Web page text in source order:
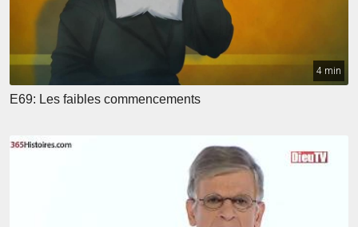
4 min
E69: Les faibles commencements